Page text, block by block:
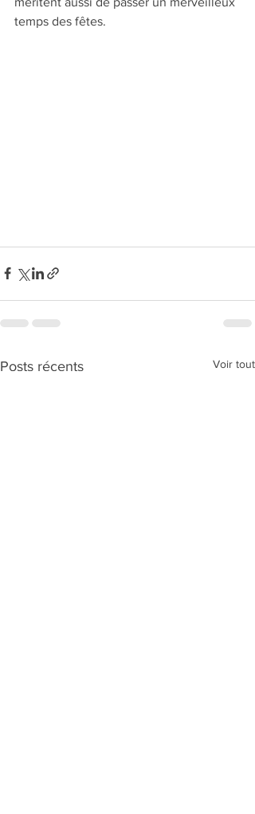
temps des fêtes.
Posts récents Voir tout